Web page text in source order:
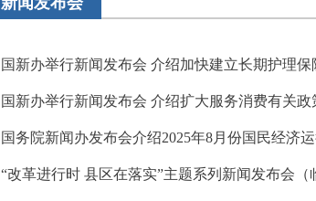
国新办举行新闻发布会 介绍加快建立长期护理
国新办举行新闻发布会 介绍扩大服务消费有关政
国务院新闻办发布会介绍2025年8月份国民经济
“改革进行时 县区在落实”主题系列新闻发布会（